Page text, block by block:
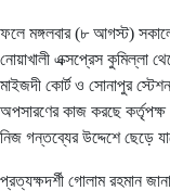
ফলে মঙ্গলবার (৮ আগস্ট)
নোয়াখালী এক্সপ্রেস কুমিল্লা
মাইজদী কোর্ট ও সোনাপুর
অপসারণের কাজ করছে
নিজ গন্তব্যের উদ্দেশে ছেড়ে
প্রত্যক্ষদর্শী গোলাম রহমান